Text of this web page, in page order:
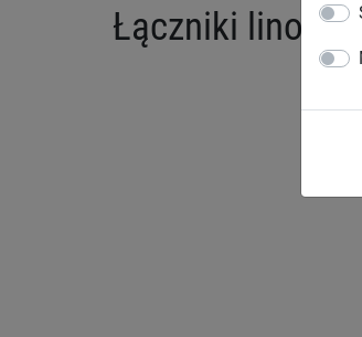
Łączniki linowe,